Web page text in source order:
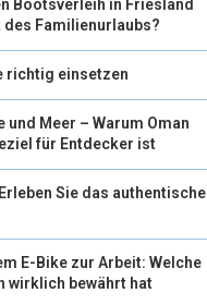
Bootsverleih in Friesland
des Familienurlaubs?
richtig einsetzen
und Meer – Warum Oman
für Entdecker ist
Sie das authentische
E-Bike zur Arbeit: Welche
wirklich bewährt hat